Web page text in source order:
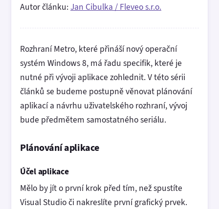
Autor článku:Jan Cibulka / Fleveo s.r.o.
Rozhraní Metro, které přináší nový operační
systém Windows 8, má řadu specifik, které je
nutné při vývoji aplikace zohlednit. V této sérii
článků se budeme postupně věnovat plánování
aplikací a návrhu uživatelského rozhraní, vývoj
bude předmětem samostatného seriálu.
Plánování aplikace
Účel aplikace
Mělo by jít o první krok před tím, než spustíte
Visual Studio či nakreslíte první grafický prvek.